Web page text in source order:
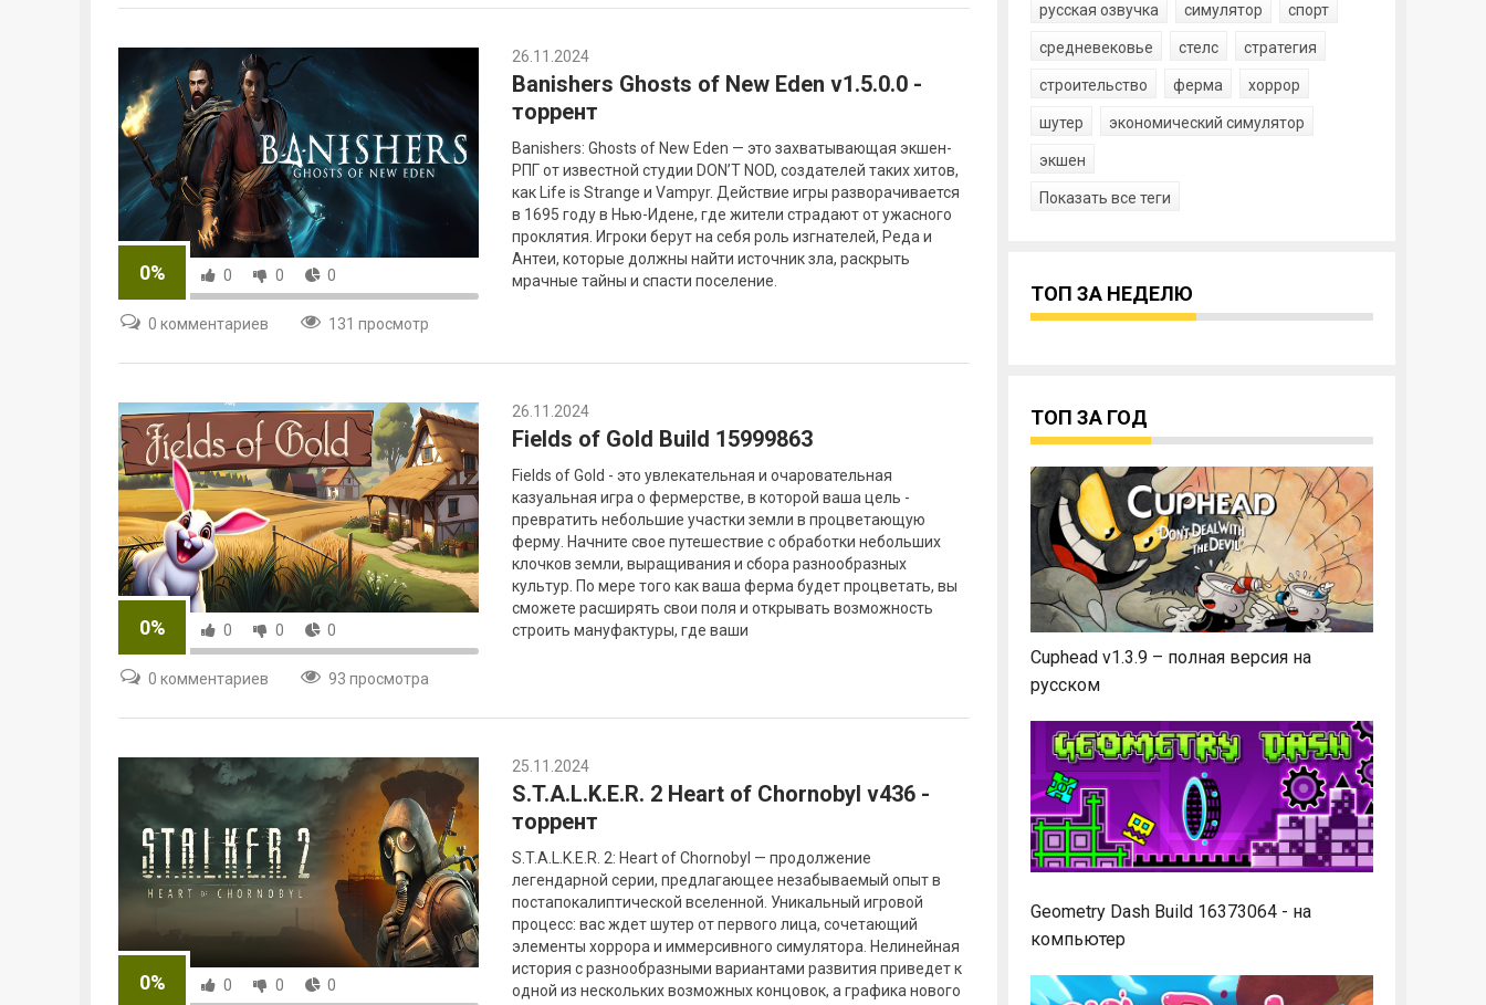
0% 0 0 0
0 комментариев 131 просмотр
26.11.2024
Banishers Ghosts of New Eden v1.5.0.0 -
торрент
Banishers: Ghosts of New Eden — это захватывающая экшен-
РПГ от известной студии DON’T NOD, создателей таких хитов,
как Life is Strange и Vampyr. Действие игры разворачивается
в 1695 году в Нью-Идене, где жители страдают от ужасного
проклятия. Игроки берут на себя роль изгнателей, Реда и
Антеи, которые должны найти источник зла, раскрыть
мрачные тайны и спасти поселение.
0% 0 0 0
0 комментариев 93 просмотра
26.11.2024
Fields of Gold Build 15999863
Fields of Gold - это увлекательная и очаровательная
казуальная игра о фермерстве, в которой ваша цель -
превратить небольшие участки земли в процветающую
ферму. Начните свое путешествие с обработки небольших
клочков земли, выращивания и сбора разнообразных
культур. По мере того как ваша ферма будет процветать, вы
сможете расширять свои поля и открывать возможность
строить мануфактуры, где ваши
0% 0 0 0
25.11.2024
S.T.A.L.K.E.R. 2 Heart of Chornobyl v436 -
торрент
S.T.A.L.K.E.R. 2: Heart of Chornobyl — продолжение
легендарной серии, предлагающее незабываемый опыт в
постапокалиптической вселенной. Уникальный игровой
процесс: вас ждет шутер от первого лица, сочетающий
элементы хоррора и иммерсивного симулятора. Нелинейная
история с разнообразными вариантами развития приведет к
одной из нескольких возможных концовок, а графика нового
русская озвучка симулятор спорт
средневековье стелс стратегия
строительство ферма хоррор
шутер экономический симулятор
экшен
Показать все теги
ТОП ЗА НЕДЕЛЮ
ТОП ЗА ГОД
Cuphead v1.3.9 – полная версия на
русском
Geometry Dash Build 16373064 - на
компьютер